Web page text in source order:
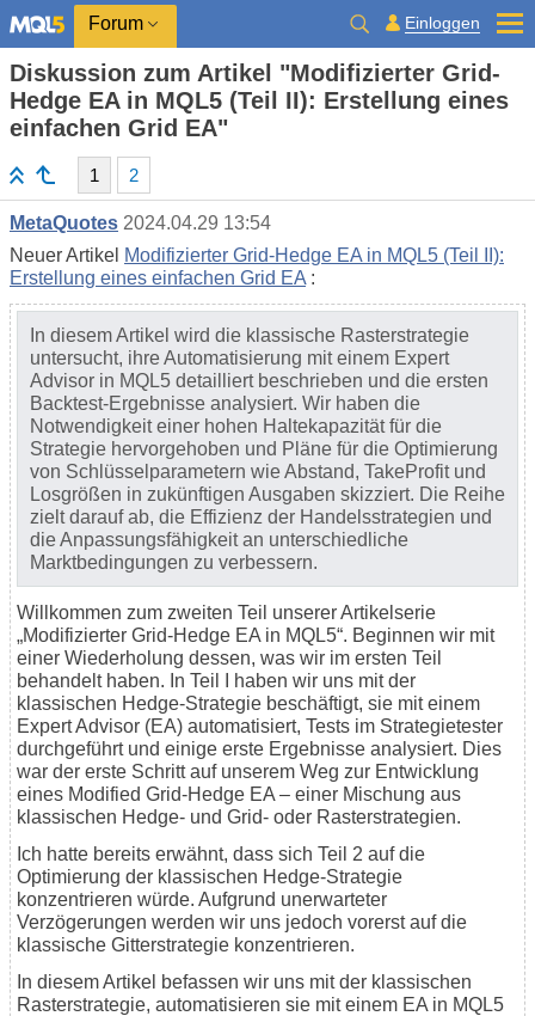
Forum Einloggen
Diskussion zum Artikel "Modifizierter Grid-
Hedge EA in MQL5 (Teil II): Erstellung eines
einfachen Grid EA"
1 2
MetaQuotes 2024.04.29 13:54
Neuer Artikel Modifizierter Grid-Hedge EA in MQL5 (Teil II):
Erstellung eines einfachen Grid EA :
In diesem Artikel wird die klassische Rasterstrategie
untersucht, ihre Automatisierung mit einem Expert
Advisor in MQL5 detailliert beschrieben und die ersten
Backtest-Ergebnisse analysiert. Wir haben die
Notwendigkeit einer hohen Haltekapazität für die
Strategie hervorgehoben und Pläne für die Optimierung
von Schlüsselparametern wie Abstand, TakeProfit und
Losgrößen in zukünftigen Ausgaben skizziert. Die Reihe
zielt darauf ab, die Effizienz der Handelsstrategien und
die Anpassungsfähigkeit an unterschiedliche
Marktbedingungen zu verbessern.
Willkommen zum zweiten Teil unserer Artikelserie
„Modifizierter Grid-Hedge EA in MQL5“. Beginnen wir mit
einer Wiederholung dessen, was wir im ersten Teil
behandelt haben. In Teil I haben wir uns mit der
klassischen Hedge-Strategie beschäftigt, sie mit einem
Expert Advisor (EA) automatisiert, Tests im Strategietester
durchgeführt und einige erste Ergebnisse analysiert. Dies
war der erste Schritt auf unserem Weg zur Entwicklung
eines Modified Grid-Hedge EA – einer Mischung aus
klassischen Hedge- und Grid- oder Rasterstrategien.
Ich hatte bereits erwähnt, dass sich Teil 2 auf die
Optimierung der klassischen Hedge-Strategie
konzentrieren würde. Aufgrund unerwarteter
Verzögerungen werden wir uns jedoch vorerst auf die
klassische Gitterstrategie konzentrieren.
In diesem Artikel befassen wir uns mit der klassischen
Rasterstrategie, automatisieren sie mit einem EA in MQL5